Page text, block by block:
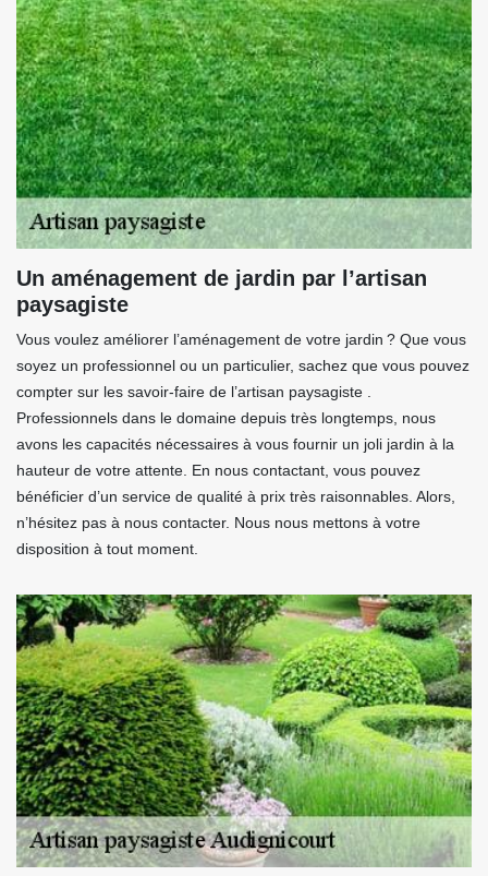
Un aménagement de jardin par l’artisan
paysagiste
Vous voulez améliorer l’aménagement de votre jardin ? Que vous
soyez un professionnel ou un particulier, sachez que vous pouvez
compter sur les savoir-faire de l’artisan paysagiste .
Professionnels dans le domaine depuis très longtemps, nous
avons les capacités nécessaires à vous fournir un joli jardin à la
hauteur de votre attente. En nous contactant, vous pouvez
bénéficier d’un service de qualité à prix très raisonnables. Alors,
n’hésitez pas à nous contacter. Nous nous mettons à votre
disposition à tout moment.